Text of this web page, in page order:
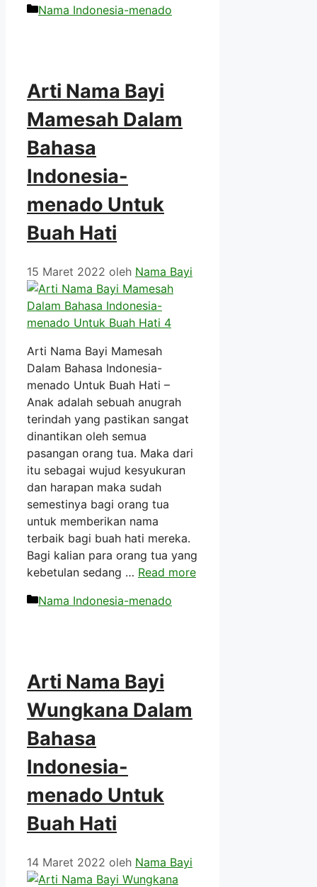
Kategori
Nama Indonesia-menado
Arti Nama Bayi
Mamesah Dalam
Bahasa
Indonesia-
menado Untuk
Buah Hati
15 Maret 2022 oleh Nama Bayi
Arti Nama Bayi Mamesah
Dalam Bahasa Indonesia-
menado Untuk Buah Hati –
Anak adalah sebuah anugrah
terindah yang pastikan sangat
dinantikan oleh semua
pasangan orang tua. Maka dari
itu sebagai wujud kesyukuran
dan harapan maka sudah
semestinya bagi orang tua
untuk memberikan nama
terbaik bagi buah hati mereka.
Bagi kalian para orang tua yang
kebetulan sedang … Read more
Kategori
Nama Indonesia-menado
Arti Nama Bayi
Wungkana Dalam
Bahasa
Indonesia-
menado Untuk
Buah Hati
14 Maret 2022 oleh Nama Bayi